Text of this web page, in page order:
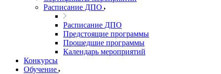
Расписание ДПО
Расписание ДПО
Предстоящие программы
Прошедшие программы
Календарь мероприятий
Конкурсы
Обучение